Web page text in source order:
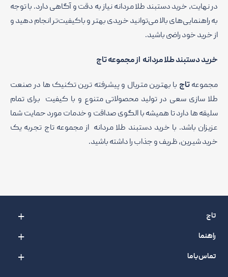
در نهایت، خرید دستبند طلا مردانه نیاز به دقت و آگاهی دارد. با توجه
به راهنمایی‌های بالا می‌توانید خریدی بهتر و باکیفیت‌تر انجام دهید و
از خرید خود راضی باشید.
خرید دستبند طلا مردانه از مجموعه تاج
مجموعهتاج با بهترین متریال و پیشرفته ترین تکنیک ها در صنعت
طلا سازی سعی در تولید محصولاتی متنوع و با کیفیت برای تمام
سلیقه ها دارد تا همیشه با الگوی صداقت و خدمات مورد حمایت شما
عزیزان باشد. با خرید دستبند طلا مردانه از مجموعه تاج تجربه یک
خرید شیرین، ظریف و جذاب را داشته باشید.
تاج
راهنما
تماس با ما